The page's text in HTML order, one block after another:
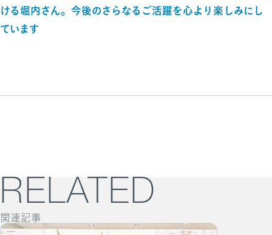
ける堀内さん。今後のさらなるご活躍を心より楽しみにし
ています
RELATED
関連記事